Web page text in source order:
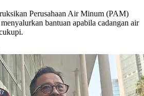
Perusahaan Air Minum (PAM)
bantuan apabila cadangan air